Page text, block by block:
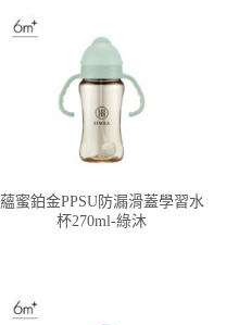
蘊蜜鉑金PPSU防漏滑蓋學習水
杯270ml-綠沐